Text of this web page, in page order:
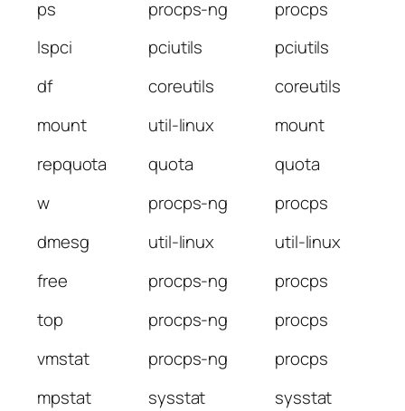
ps procps-ng
procps
lspci
pciutils
pciutils
df
coreutils
coreutils
mount
util-linux
mount
repquota
quota
quota
w
procps-ng
procps
dmesg
util-linux
util-linux
free
procps-ng
procps
top
procps-ng
procps
vmstat
procps-ng
procps
mpstat
sysstat
sysstat